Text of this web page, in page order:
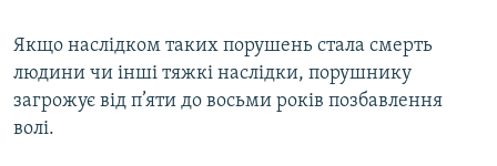
Якщо наслідком таких порушень стала смерть
людини чи інші тяжкі наслідки, порушнику
загрожує від п’яти до восьми років позбавлення
волі.